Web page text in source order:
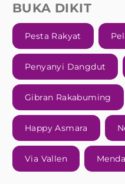
BUKA DIKIT
Pesta Rakyat
Penyanyi Dangdut
Gibran Rakabuming
Happy Asmara
Via Vallen